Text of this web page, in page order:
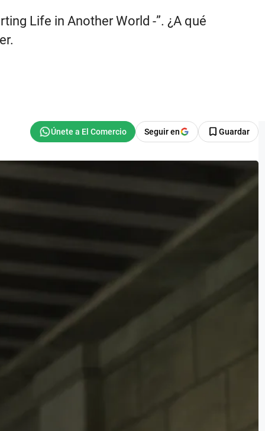
Life in Another World -”. ¿A qué
Seguir en Guardar